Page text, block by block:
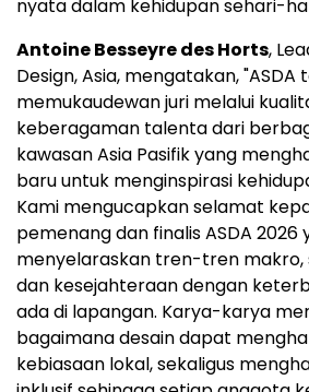
nyata dalam kehidupan sehari-
Antoine Besseyre des Horts,
Design, Asia, mengatakan, "ASDA
memukaudewan juri melalui
keberagaman talenta dari
kawasan Asia Pasifik yang
baru untuk menginspirasi
Kami mengucapkan selamat
pemenang dan finalis ASDA
menyelaraskan tren-tren makro,
dan kesejahteraan dengan
ada di lapangan. Karya-karya
bagaimana desain dapat
kebiasaan lokal, sekaligus